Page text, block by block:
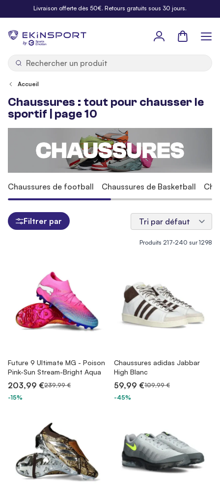
Allez au contenuLivraison offerte dès 50€. Retours gratuits sous 30 jours.
by
Panier
Accueil
Chaussures : tout pour chausser le
sportif | page 10
Produits 217-240 sur1298
Future 9 Ultimate MG - Poison
Pink-Sun Stream-Bright Aqua
203,99 €239,99 €
-15%
Chaussures adidas Jabbar
High Blanc
59,99 €109,99 €
-45%
Chaussures de football Chaussures de Basketball
Filtrer par